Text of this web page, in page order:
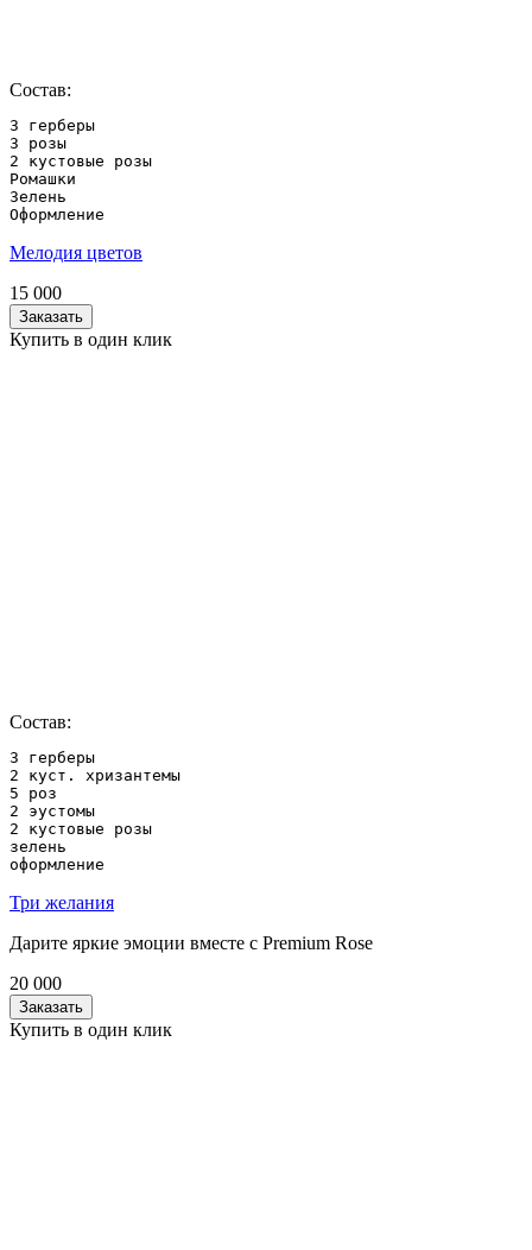
Состав:
3 герберы
3 розы
2 кустовые розы
Ромашки
Зелень
Оформление
Мелодия цветов
15 000
Заказать
Купить в один клик
Состав:
3 герберы
2 куст. хризантемы
5 роз
2 эустомы
2 кустовые розы
зелень
оформление
Три желания
Дарите яркие эмоции вместе с Premium Rose
20 000
Заказать
Купить в один клик